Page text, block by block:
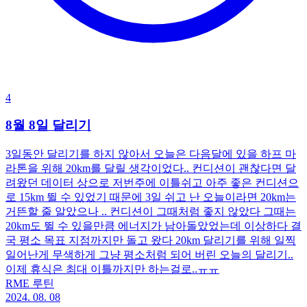
4
8월 8일 달리기
3일동안 달리기를 하지 않아서 오늘은 다음달에 있을 하프 마
라톤을 위해 20km를 달릴 생각이었다.. 컨디션이 괜찮다면 달
려왔던 데이터 상으로 저번주에 이틀쉬고 아주 좋은 컨디션으
로 15km 뛸 수 있었기 때문에 3일 쉬고 난 오늘이라면 20km는
거뜬할 줄 알았으나 .. 컨디션이 그때처럼 좋지 않았다 그때는
20km도 뛸 수 있을만큼 에너지가 남아돌았었는데 이상하다 결
국 평소 목표 지점까지만 돌고 왔다 20km 달리기를 위해 일찍
일어난게 무색하게 그냥 평소처럼 되어 버린 오늘의 달리기..
이제 휴식은 최대 이틀까지만 하는걸로..ㅠㅠ
RME 루틴
2024. 08. 08